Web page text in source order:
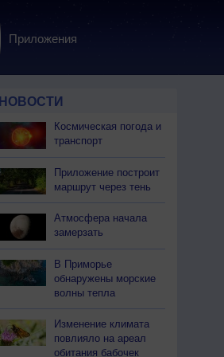
Приложения
НОВОСТИ
Космическая погода и
транспорт
Приложение построит
маршрут через тень
Атмосфера начала
замерзать
В Приморье
обнаружены морские
волны тепла
Изменение климата
повлияло на ареал
обитания бабочек